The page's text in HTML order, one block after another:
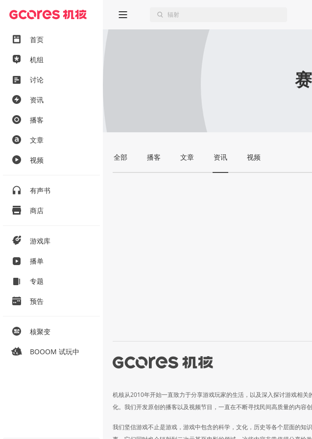
首页
机组
讨论
资讯
播客
文章
视频
有声书
商店
游戏库
播单
专题
预告
核聚变
BOOOM 试玩中
全部 播客 文章 资讯 视频
机核从2010年开始一直致力于分享游戏玩家的生活，以及深入探讨游戏相关
化。我们开发原创的播客以及视频节目，一直在不断寻找民间高质量的内容创
我们坚信游戏不止是游戏，游戏中包含的科学，文化，历史等各个层面的知